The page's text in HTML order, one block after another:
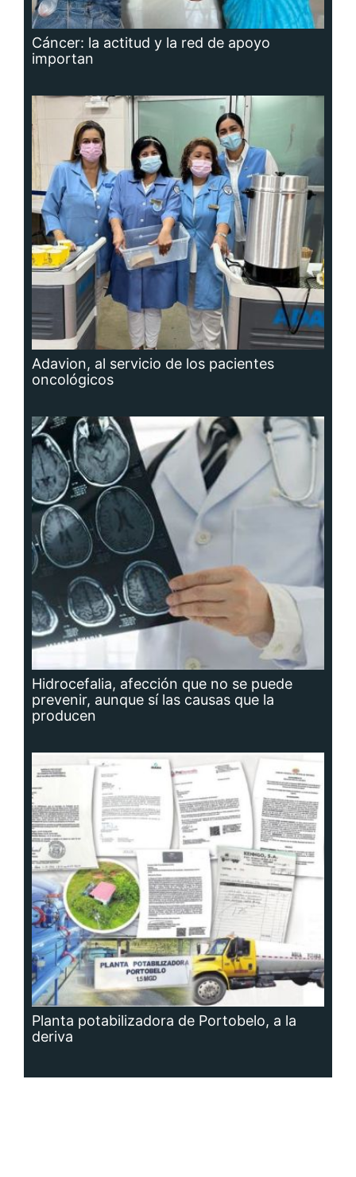
Cáncer: la actitud y la red de apoyo
importan
Adavion, al servicio de los pacientes
oncológicos
Hidrocefalia, afección que no se puede
prevenir, aunque sí las causas que la
producen
Planta potabilizadora de Portobelo, a la
deriva